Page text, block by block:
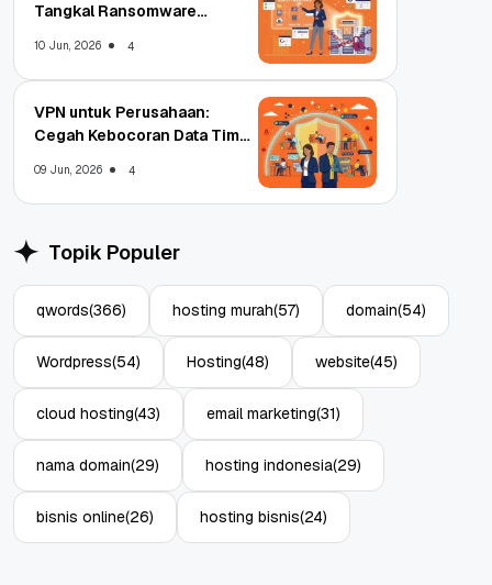
Tangkal Ransomware
10 Jun, 2026 4
VPN untuk Perusahaan:
Cegah Kebocoran Data Tim
09 Jun, 2026 4
Topik Populer
qwords(366) hosting murah(57) domain(54)
Wordpress(54) Hosting(48) website(45)
cloud hosting(43) email marketing(31)
nama domain(29) hosting indonesia(29)
bisnis online(26) hosting bisnis(24)